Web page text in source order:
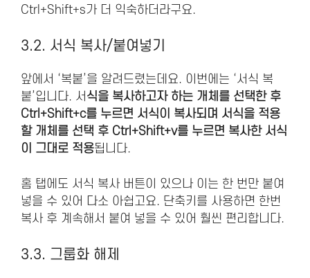
Ctrl+Shift+s가 더 익숙하더라구요.
3.2. 서식 복사/붙여넣기
앞에서 ‘복붙’을 알려드렸는데요. 이번에는 ‘서식 복
붙’입니다. 서 식을 복사하고자 하는 개체를 선택한 후
Ctrl+Shift+c를 누르면 서식이 복사되며 서식을 적용
할 개체를 선택 후 Ctrl+Shift+v를 누르면 복사한 서식
이 그대로 적용됩니다.
홈 탭에도 서식 복사 버튼이 있으나 이는 한 번만 붙여
넣을 수 있어 다소 아쉽고요. 단축키를 사용하면 한번
복사 후 계속해서 붙여 넣을 수 있어 훨씬 편리합니다.
3.3. 그룹화 해제